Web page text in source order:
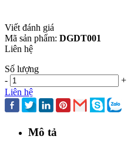
Viết đánh giá
Mã sản phẩm: DGDT001
Liên hệ
Số lượng
-
+
Liên hệ
Mô tả